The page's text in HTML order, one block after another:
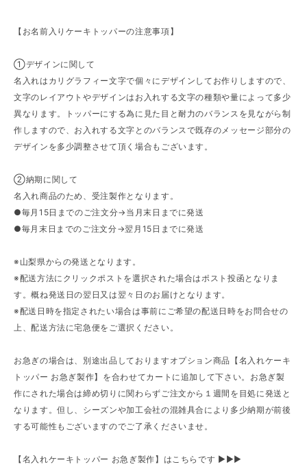
【お名前入りケーキトッパーの注意事項】
①デザインに関して
名入れはカリグラフィー文字で個々にデザインしてお作りしますので、
文字のレイアウトやデザインはお入れする文字の種類や量によって多少
異なります。トッパーにする為に見た目と耐力のバランスを見ながら制
作しますので、お入れする文字とのバランスで既存のメッセージ部分の
デザインを多少調整させて頂く場合もございます。
②納期に関して
名入れ商品のため、受注製作となります。
●毎月15日までのご注文分→当月末日までに発送
●毎月末日までのご注文分→翌月15日までに発送
※山梨県からの発送となります。
※配送方法にクリックポストを選択された場合はポスト投函となりま
す。概ね発送日の翌日又は翌々日のお届けとなります。
※配送日時を指定されたい場合は事前にご希望の配送日時をお問合せの
上、配送方法に宅急便をご選択ください。
お急ぎの場合は、別途出品しておりますオプション商品【名入れケーキ
トッパー お急ぎ製作】を合わせてカートに追加して下さい。お急ぎ製
作にされた場合は締め切りに関わらずご注文から１週間を目処に発送と
なります。但し、シーズンや加工会社の混雑具合により多少納期が前後
する可能性もございますのでご了承くださいませ。
【名入れケーキトッパー お急ぎ製作】はこちらです ▶︎▶︎▶︎